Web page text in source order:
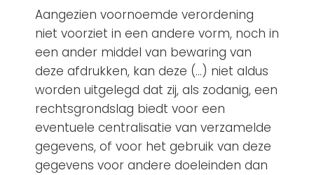
Aangezien voornoemde verordening
niet voorziet in een andere vorm, noch in
een ander middel van bewaring van
deze afdrukken, kan deze (…) niet aldus
worden uitgelegd dat zij, als zodanig, een
rechtsgrondslag biedt voor een
eventuele centralisatie van verzamelde
gegevens, of voor het gebruik van deze
gegevens voor andere doeleinden dan